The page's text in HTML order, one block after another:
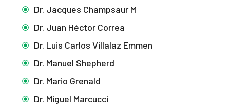
Dr. Jacques Champsaur M
Dr. Juan Héctor Correa
Dr. Luis Carlos Villalaz Emmen
Dr. Manuel Shepherd
Dr. Mario Grenald
Dr. Miguel Marcucci